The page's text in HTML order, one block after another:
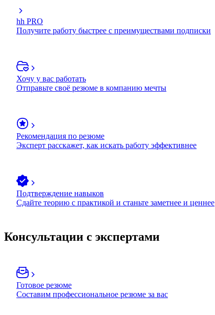
hh PRO
Получите работу быстрее с преимуществами подписки
Хочу у вас работать
Отправьте своё резюме в компанию мечты
Рекомендация по резюме
Эксперт расскажет, как искать работу эффективнее
Подтверждение навыков
Сдайте теорию с практикой и станьте заметнее и ценнее
Консультации с экспертами
Готовое резюме
Составим профессиональное резюме за вас